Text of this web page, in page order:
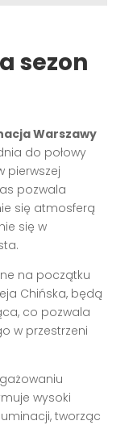
sezon
Warszawy
do połowy
pierwszej
pozwala
się atmosferą
się w
na początku
Chińska, będą
co pozwala
w przestrzeni
wysoki
tworząc